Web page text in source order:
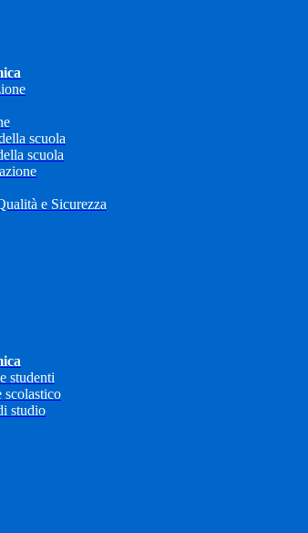
scuola
scuola
e Sicurezza
studenti
scolastico
studio